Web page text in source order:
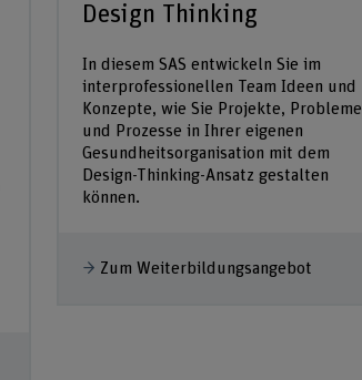
Design Thinking
In diesem SAS entwickeln Sie im
interprofessionellen Team Ideen und
Konzepte, wie Sie Projekte, Probleme
und Prozesse in Ihrer eigenen
Gesundheitsorganisation mit dem
Design-Thinking-Ansatz gestalten
können.
Zum Weiterbildungsangebot